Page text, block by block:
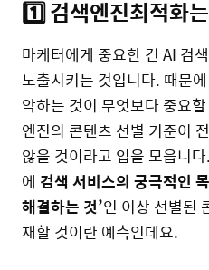
1️⃣ 검색엔진최적화
마케터에게 중요한 건 AI 검
노출시키는 것입니다. 때문
악하는 것이 무엇보다 중요
엔진의 콘텐츠 선별 기준이
않을 것이라고 입을 모읍니
에 검색 서비스의 궁극적인
해결하는 것’인 이상 선별된
재할 것이란 예측인데요.